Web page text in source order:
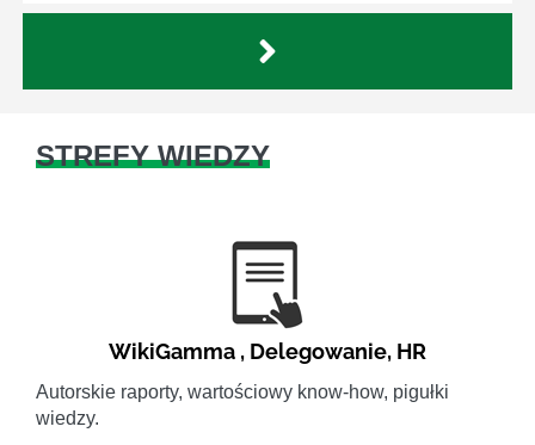
STREFY WIEDZY
WikiGamma , Delegowanie, HR
Autorskie raporty, wartościowy know-how, pigułki
wiedzy.